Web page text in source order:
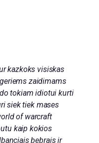
kazkoks visiskas
zaidimams
tokiam idiotui kurti
siek tiek mases
of warcraft
kaip kokios
bebrais ir